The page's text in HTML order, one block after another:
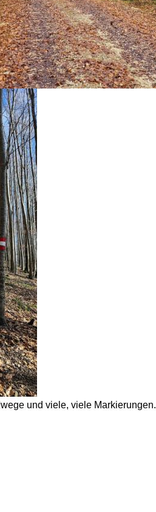
und viele, viele Markierungen.